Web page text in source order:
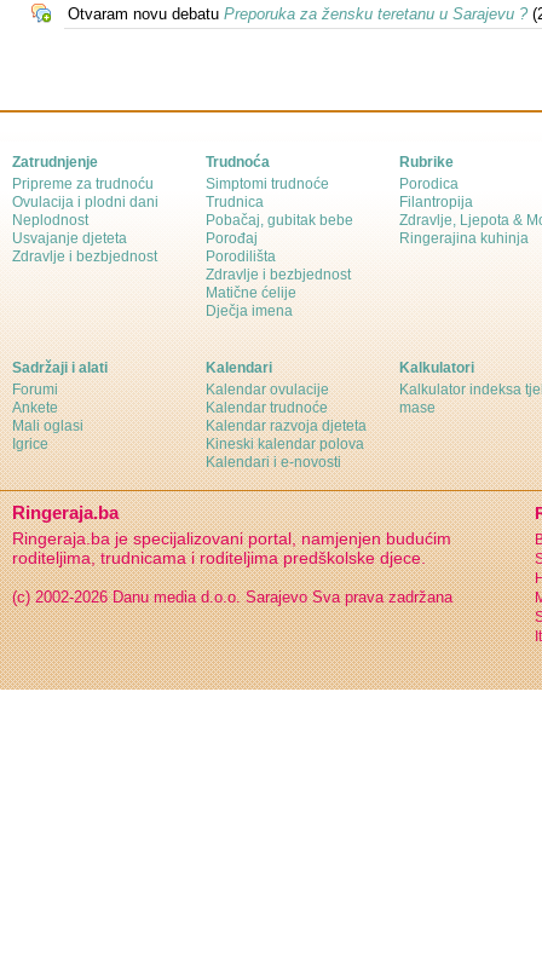
Otvaram novu debatu Preporuka za žensku teretanu u Sarajevu ?
Zatrudnjenje
Pripreme za trudnoću
Ovulacija i plodni dani
Neplodnost
Usvajanje djeteta
Zdravlje i bezbjednost
Trudnoća
Simptomi trudnoće
Trudnica
Pobačaj, gubitak bebe
Porođaj
Porodilišta
Zdravlje i bezbjednost
Matične ćelije
Dječja imena
Rubrike
Porodica
Filantropija
Zdravlje, Ljepota &
Ringerajina kuhinja
Sadržaji i alati
Forumi
Ankete
Mali oglasi
Igrice
Kalendari
Kalendar ovulacije
Kalendar trudnoće
Kalendar razvoja djeteta
Kineski kalendar polova
Kalendari i e-novosti
Kalkulatori
Kalkulator indeksa
mase
Ringeraja.ba
Ringeraja.ba je specijalizovani portal, namjenjen budućim
roditeljima, trudnicama i roditeljima predškolske djece.
(c) 2002-2026 Danu media d.o.o. Sarajevo Sva prava zadržana